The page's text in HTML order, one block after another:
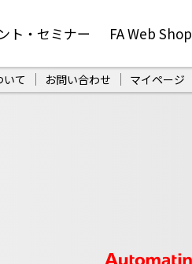
ト・セミナー FA Web Shop
いて お問い合わせ マイページ